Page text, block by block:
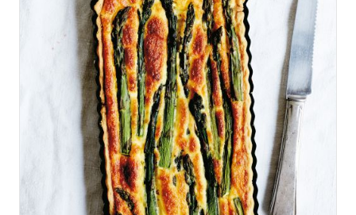
WEEKMENU'S
KOOKBOEKEN